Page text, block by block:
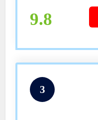
9.8
3